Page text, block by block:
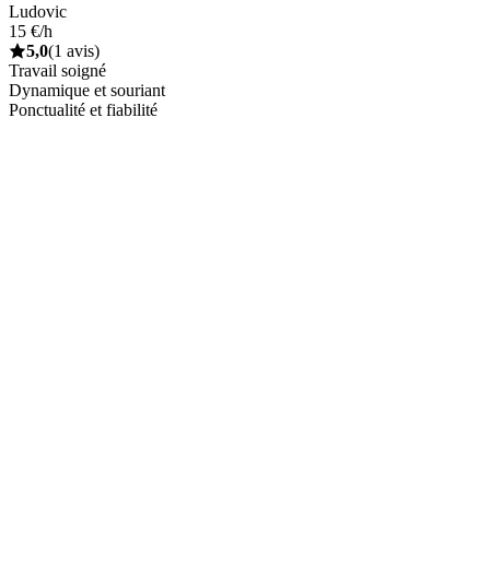
Ludovic
15 €/h
5,0(1 avis)
Travail soigné
Dynamique et souriant
Ponctualité et fiabilité